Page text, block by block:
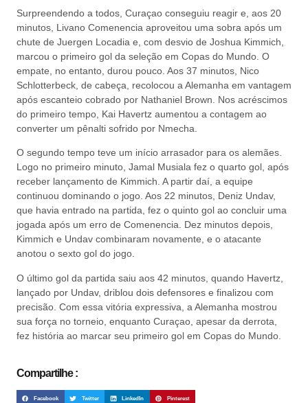
Surpreendendo a todos, Curaçao conseguiu reagir e, aos 20
minutos, Livano Comenencia aproveitou uma sobra após um
chute de Juergen Locadia e, com desvio de Joshua Kimmich,
marcou o primeiro gol da seleção em Copas do Mundo. O
empate, no entanto, durou pouco. Aos 37 minutos, Nico
Schlotterbeck, de cabeça, recolocou a Alemanha em vantagem
após escanteio cobrado por Nathaniel Brown. Nos acréscimos
do primeiro tempo, Kai Havertz aumentou a contagem ao
converter um pênalti sofrido por Nmecha.
O segundo tempo teve um início arrasador para os alemães.
Logo no primeiro minuto, Jamal Musiala fez o quarto gol, após
receber lançamento de Kimmich. A partir daí, a equipe
continuou dominando o jogo. Aos 22 minutos, Deniz Undav,
que havia entrado na partida, fez o quinto gol ao concluir uma
jogada após um erro de Comenencia. Dez minutos depois,
Kimmich e Undav combinaram novamente, e o atacante
anotou o sexto gol do jogo.
O último gol da partida saiu aos 42 minutos, quando Havertz,
lançado por Undav, driblou dois defensores e finalizou com
precisão. Com essa vitória expressiva, a Alemanha mostrou
sua força no torneio, enquanto Curaçao, apesar da derrota,
fez história ao marcar seu primeiro gol em Copas do Mundo.
Compartilhe :
Facebook Twitter LinkedIn Pinterest